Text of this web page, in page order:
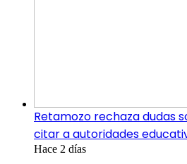
Retamozo rechaza dudas
citar a autoridades
Hace 2 días